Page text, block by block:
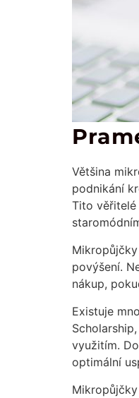
Většina
podnikání
Tito věřitelé
povýšení.
nákup,
Existuje
využitím.
optimální